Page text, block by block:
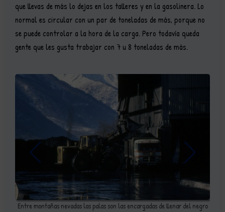
que llevas de más lo dejas en los talleres y en la gasolinera. Lo
normal es circular con un par de toneladas de más, porque no
se puede controlar a la hora de la carga. Pero todavía queda
gente que les gusta trabajar con 7 u 8 toneladas de más.
Entre montañas nevadas las palas son las encargadas de llenar del negro